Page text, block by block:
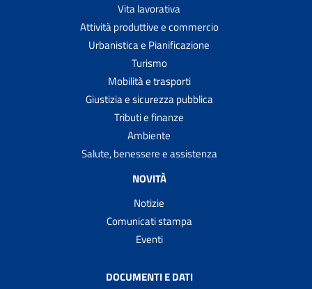
Vita lavorativa
Attività produttive e commercio
Urbanistica e Pianificazione
Turismo
Mobilità e trasporti
Giustizia e sicurezza pubblica
Tributi e finanze
Ambiente
Salute, benessere e assistenza
NOVITÀ
Notizie
Comunicati stampa
Eventi
DOCUMENTI E DATI